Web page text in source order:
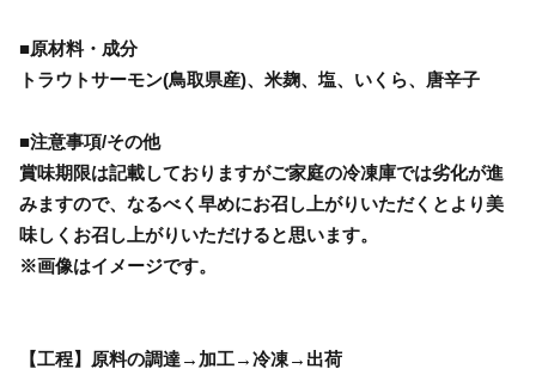
■原材料・成分
トラウトサーモン(鳥取県産)、米麹、塩、いくら、唐辛子
■注意事項/その他
賞味期限は記載しておりますがご家庭の冷凍庫では劣化が進
みますので、なるべく早めにお召し上がりいただくとより美
味しくお召し上がりいただけると思います。
※画像はイメージです。
【工程】原料の調達→加工→冷凍→出荷